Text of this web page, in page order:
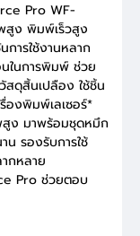
Pro WF-
สูง พิมพ์เร็วสูง
ารใช้งานหลาก
ในการพิมพ์ ช่วย
สดุสิ้นเปลือง ใช้ชิ้น
องพิมพ์เลเซอร์*
สูง มาพร้อมชุดหมึก
รองรับการใช้
กหลาย
Pro ช่วยตอบ